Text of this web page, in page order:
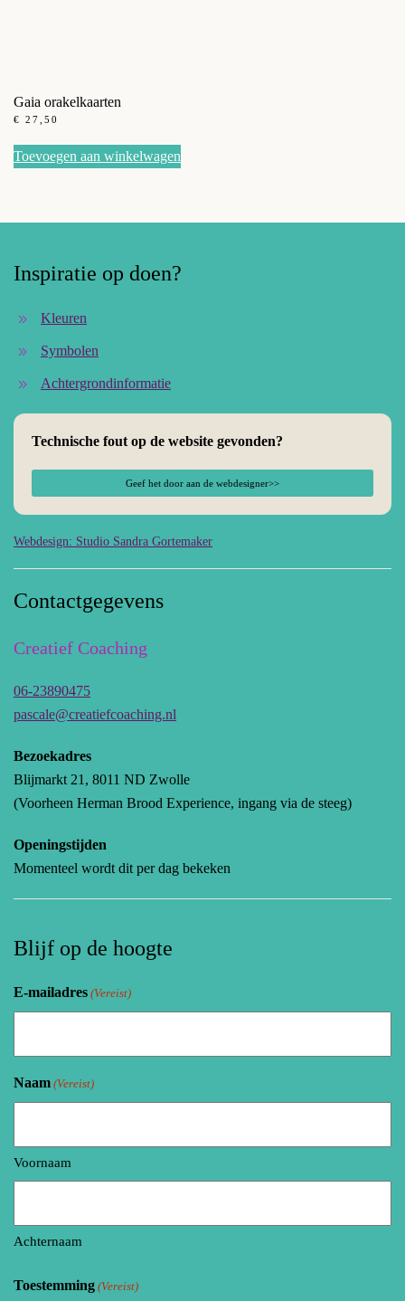
Gaia orakelkaarten
€ 27,50
Toevoegen aan winkelwagen
Inspiratie op doen?
Kleuren
Symbolen
Achtergrondinformatie
Technische fout op de website gevonden?
Geef het door aan de webdesigner>>
Webdesign: Studio Sandra Gortemaker
Contactgegevens
Creatief Coaching
06-23890475
pascale@creatiefcoaching.nl
Bezoekadres
Blijmarkt 21, 8011 ND Zwolle
(Voorheen Herman Brood Experience, ingang via de steeg)
Openingstijden
Momenteel wordt dit per dag bekeken
Blijf op de hoogte
E-mailadres (Vereist)
Naam (Vereist)
Voornaam
Achternaam
Toestemming (Vereist)